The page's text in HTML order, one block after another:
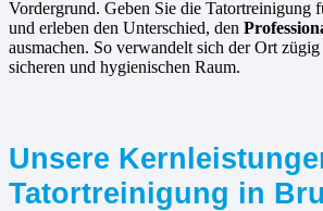
Vordergrund. Geben Sie die Tatortreinigung
und erleben den Unterschied, den
ausmachen. So verwandelt sich der Ort
sicheren und hygienischen Raum.
Unsere
Tatortreinigung in